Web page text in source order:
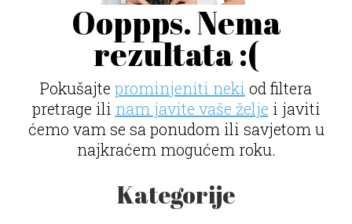
Ooppps. Nema
rezultata :(
Pokušajte prominjeniti neki od filtera
pretrage ili nam javite vaše želje i javiti
ćemo vam se sa ponudom ili savjetom u
najkraćem mogućem roku.
Kategorije